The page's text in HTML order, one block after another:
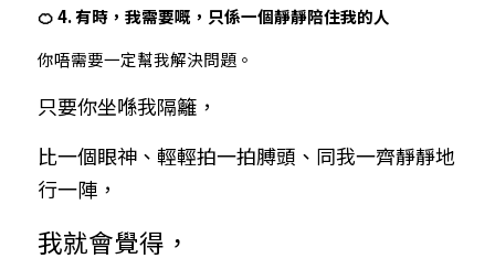
🍊 4. 有時，我需要嘅，只係一個靜靜陪住我的人
你唔需要一定幫我解決問題。
只要你坐喺我隔籬，
比一個眼神、輕輕拍一拍膊頭、同我一齊靜靜地
行一陣，
我就會覺得，